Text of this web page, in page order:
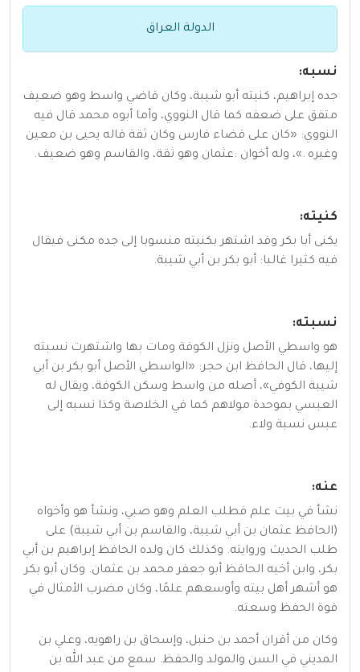
الدولة العراق
نسبه:
جده إبراهيم، كنيته أبو شيبة، وكان قاضي واسط وهو ضعيف
متفق على ضعفه كما قال النووي، وأما أبوه محمد قال فيه
النووي: «كان على قضاء فارس وكان ثقة قاله يحيى بن معين
وغيره .»، وله أخوان :عثمان وهو ثقة، والقاسم وهو ضعيف.
كنيته:
يكنى أبا بكر وقد اشتهر بكنيته منسوبا إلى جده مكنى فيقال
فيه كثيرا غالبا: أبو بكر بن أبي شيبة.
نسبته:
هو واسطي الأصل ونزل الكوفة ومات بها واشتهرت نسبته
إليها، قال الحافظ ابن حجر: «الواسطي الأصل أبو بكر بن أبي
شيبة الكوفي»، أصله من واسط وسكن الكوفة، ويقال له
العبسي بموحدة مولاهم كما في الخلاصة وكذا نسبه إلى
عبس نسبة ولاء.
عنه:
نشأ في بيت علم فطلب العلم وهو صبي، ونشأ هو وأخواه
(الحافظ عثمان بن أبي شيبة، والقاسم بن أبي شيبة) على
طلب الحديث وروايته. وكذلك كان ولده الحافظ إبراهيم بن أبي
بكر، وابن أخيه الحافظ أبو جعفر محمد بن عثمان. وكان أبو بكر
هو أشهر أهل بيته وأوسعهم علمًا، وكان مضرب الأمثال في
قوة الحفظ وسعته.
وكان من أقران أحمد بن حنبل، وإسحاق بن راهويه، وعلي بن
المديني في السن والمولد والحفظ. سمع من عبد الله بن